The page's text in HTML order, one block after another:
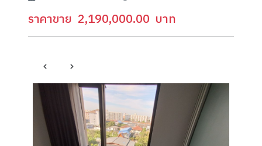
ราคาขาย 2,190,000.00 บาท